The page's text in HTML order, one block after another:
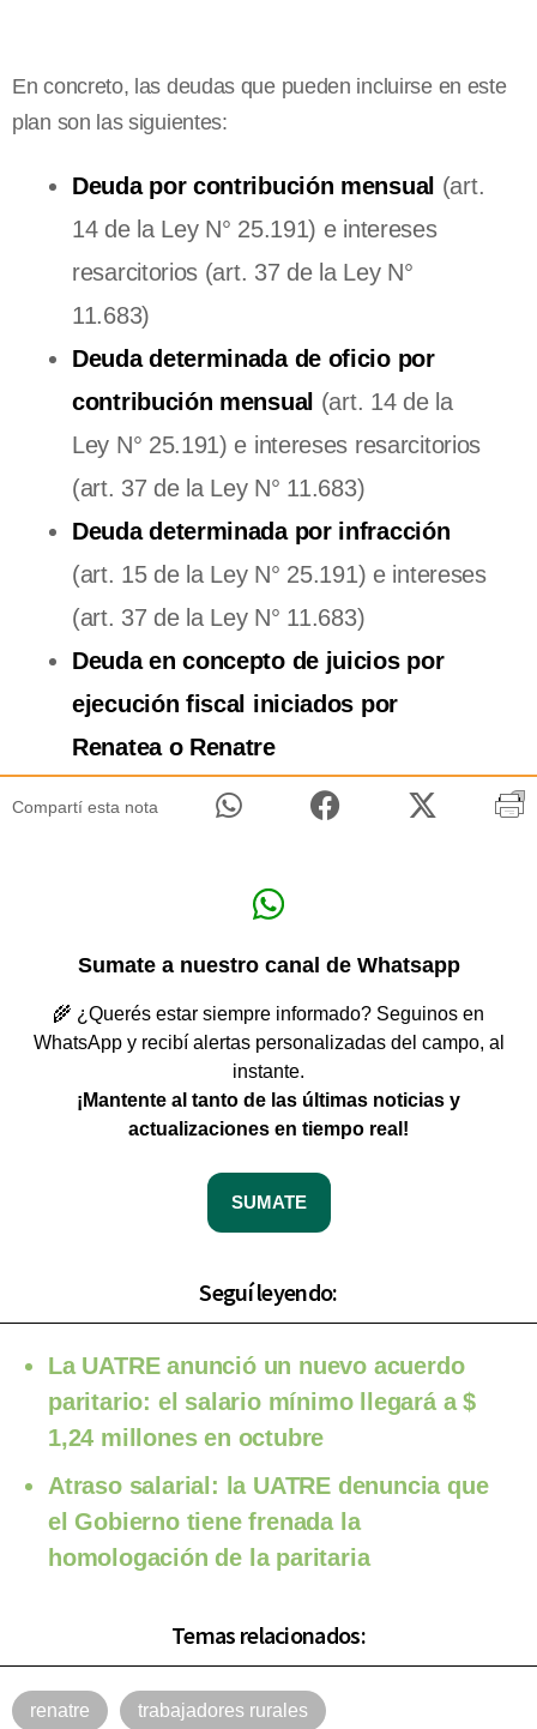
En concreto, las deudas que pueden incluirse en este
plan son las siguientes:
Deuda por contribución mensual (art.
14 de la Ley N° 25.191) e intereses
resarcitorios (art. 37 de la Ley N°
11.683)
Deuda determinada de oficio por
contribución mensual (art. 14 de la
Ley N° 25.191) e intereses resarcitorios
(art. 37 de la Ley N° 11.683)
Deuda determinada por infracción
(art. 15 de la Ley N° 25.191) e intereses
(art. 37 de la Ley N° 11.683)
Deuda en concepto de juicios por
ejecución fiscal iniciados por
Renatea o Renatre
Compartí esta nota
Sumate a nuestro canal de Whatsapp
🌾 ¿Querés estar siempre informado? Seguinos en
WhatsApp y recibí alertas personalizadas del campo, al
instante.
¡Mantente al tanto de las últimas noticias y
actualizaciones en tiempo real!
SUMATE
Seguí leyendo:
La UATRE anunció un nuevo acuerdo
paritario: el salario mínimo llegará a $
1,24 millones en octubre
Atraso salarial: la UATRE denuncia que
el Gobierno tiene frenada la
homologación de la paritaria
Temas relacionados:
renatre trabajadores rurales